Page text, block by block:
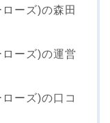
ーズ)の森田
ローズ)の運営
ーズ)の口コ